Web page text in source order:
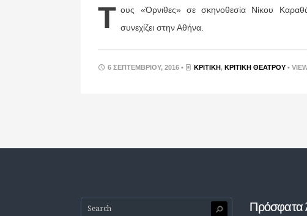
Τ ους «Όρνιθες» σε σκηνοθεσία Νίκου
συνεχίζει στην Αθήνα.
6 ΣΕΠΤΕΜΒΡΊΟΥ, 2016 • ΚΡΙΤΙΚΉ,ΚΡΙΤΙΚΉ ΘΕΆΤΡΟΥ •
Πρόσφατα